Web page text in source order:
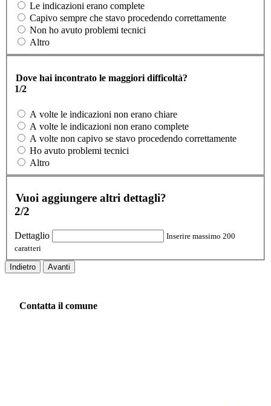
Le indicazioni erano complete
Capivo sempre che stavo procedendo correttamente
Non ho avuto problemi tecnici
Altro
Dove hai incontrato le maggiori difficoltà?
1/2
A volte le indicazioni non erano chiare
A volte le indicazioni non erano complete
A volte non capivo se stavo procedendo correttamente
Ho avuto problemi tecnici
Altro
Vuoi aggiungere altri dettagli?
2/2
Dettaglio
Inserire massimo 200
caratteri
Indietro Avanti
Contatta il comune